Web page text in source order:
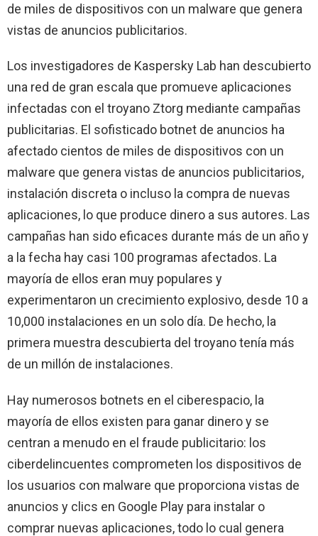
de miles de dispositivos con un malware que genera
vistas de anuncios publicitarios.
Los investigadores de Kaspersky Lab han descubierto
una red de gran escala que promueve aplicaciones
infectadas con el troyano Ztorg mediante campañas
publicitarias. El sofisticado botnet de anuncios ha
afectado cientos de miles de dispositivos con un
malware que genera vistas de anuncios publicitarios,
instalación discreta o incluso la compra de nuevas
aplicaciones, lo que produce dinero a sus autores. Las
campañas han sido eficaces durante más de un año y
a la fecha hay casi 100 programas afectados. La
mayoría de ellos eran muy populares y
experimentaron un crecimiento explosivo, desde 10 a
10,000 instalaciones en un solo día. De hecho, la
primera muestra descubierta del troyano tenía más
de un millón de instalaciones.
Hay numerosos botnets en el ciberespacio, la
mayoría de ellos existen para ganar dinero y se
centran a menudo en el fraude publicitario: los
ciberdelincuentes comprometen los dispositivos de
los usuarios con malware que proporciona vistas de
anuncios y clics en Google Play para instalar o
comprar nuevas aplicaciones, todo lo cual genera